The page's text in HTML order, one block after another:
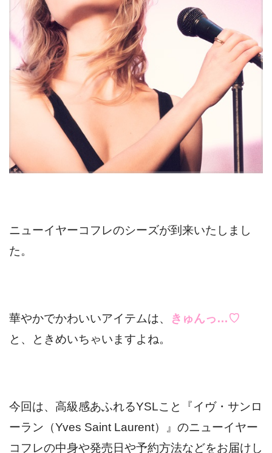
ニューイヤーコフレのシーズが到来いたしまし
た。
華やかでかわいいアイテムは、
きゅんっ…♡
と、ときめいちゃいますよね。
今回は、高級感あふれるYSLこと『イヴ・サンロ
ーラン（Yves Saint Laurent）』のニューイヤー
コフレの中身や発売日や予約方法などをお届けし